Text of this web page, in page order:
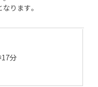
ります。
分